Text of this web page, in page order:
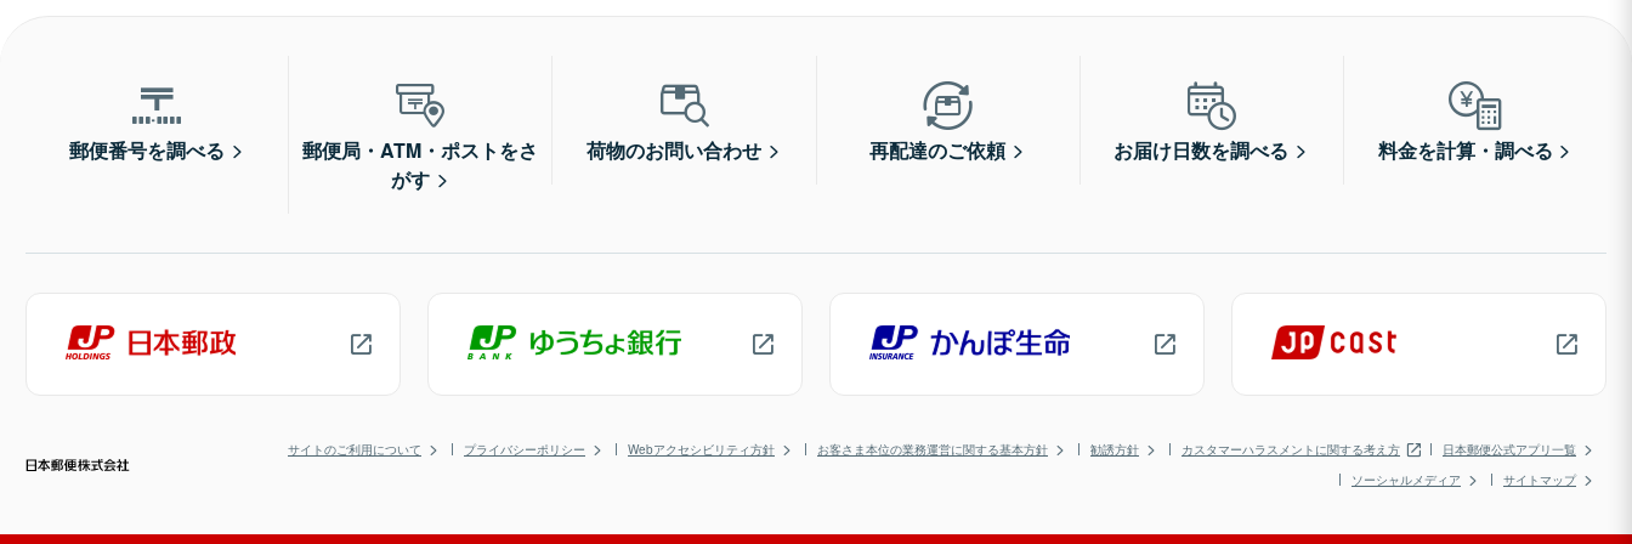
郵便番号を調べる
郵便局・ATM・ポストをさ
がす
荷物のお問い合わせ 再配達のご依頼 お届け日数を調べる 料金を計算・調べる
サイトのご利用について プライバシーポリシー Webアクセシビリティ方針 お客さま本位の業務運営に関する基本方針 勧誘方針 カスタマーハラスメントに関する考え方
日本郵便公式アプリ一覧
ソーシャルメディア
サイトマップ